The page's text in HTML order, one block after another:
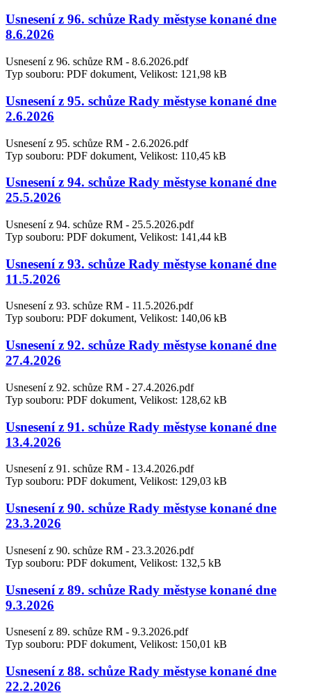
Usnesení z 96. schůze Rady městyse konané dne
8.6.2026
Usnesení z 96. schůze RM - 8.6.2026.pdf
Typ souboru: PDF dokument, Velikost: 121,98 kB
Usnesení z 95. schůze Rady městyse konané dne
2.6.2026
Usnesení z 95. schůze RM - 2.6.2026.pdf
Typ souboru: PDF dokument, Velikost: 110,45 kB
Usnesení z 94. schůze Rady městyse konané dne
25.5.2026
Usnesení z 94. schůze RM - 25.5.2026.pdf
Typ souboru: PDF dokument, Velikost: 141,44 kB
Usnesení z 93. schůze Rady městyse konané dne
11.5.2026
Usnesení z 93. schůze RM - 11.5.2026.pdf
Typ souboru: PDF dokument, Velikost: 140,06 kB
Usnesení z 92. schůze Rady městyse konané dne
27.4.2026
Usnesení z 92. schůze RM - 27.4.2026.pdf
Typ souboru: PDF dokument, Velikost: 128,62 kB
Usnesení z 91. schůze Rady městyse konané dne
13.4.2026
Usnesení z 91. schůze RM - 13.4.2026.pdf
Typ souboru: PDF dokument, Velikost: 129,03 kB
Usnesení z 90. schůze Rady městyse konané dne
23.3.2026
Usnesení z 90. schůze RM - 23.3.2026.pdf
Typ souboru: PDF dokument, Velikost: 132,5 kB
Usnesení z 89. schůze Rady městyse konané dne
9.3.2026
Usnesení z 89. schůze RM - 9.3.2026.pdf
Typ souboru: PDF dokument, Velikost: 150,01 kB
Usnesení z 88. schůze Rady městyse konané dne
22.2.2026